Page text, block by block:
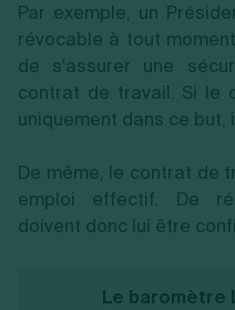
Par exemple, un
révocable à tout
de s'assurer une
contrat de travail. Si le
uniquement dans ce but,
De même, le contrat de
emploi effectif. De
doivent donc lui être
Le baromètre